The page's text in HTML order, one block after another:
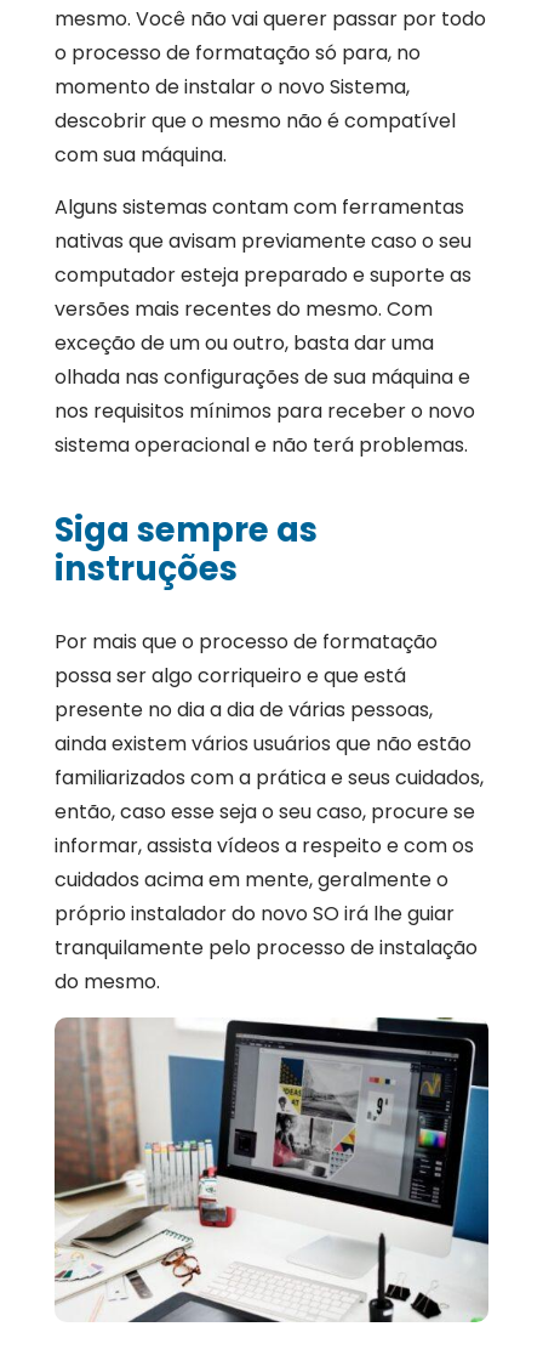
mesmo. Você não vai querer passar por todo
o processo de formatação só para, no
momento de instalar o novo Sistema,
descobrir que o mesmo não é compatível
com sua máquina.
Alguns sistemas contam com ferramentas
nativas que avisam previamente caso o seu
computador esteja preparado e suporte as
versões mais recentes do mesmo. Com
exceção de um ou outro, basta dar uma
olhada nas configurações de sua máquina e
nos requisitos mínimos para receber o novo
sistema operacional e não terá problemas.
Siga sempre as
instruções
Por mais que o processo de formatação
possa ser algo corriqueiro e que está
presente no dia a dia de várias pessoas,
ainda existem vários usuários que não estão
familiarizados com a prática e seus cuidados,
então, caso esse seja o seu caso, procure se
informar, assista vídeos a respeito e com os
cuidados acima em mente, geralmente o
próprio instalador do novo SO irá lhe guiar
tranquilamente pelo processo de instalação
do mesmo.